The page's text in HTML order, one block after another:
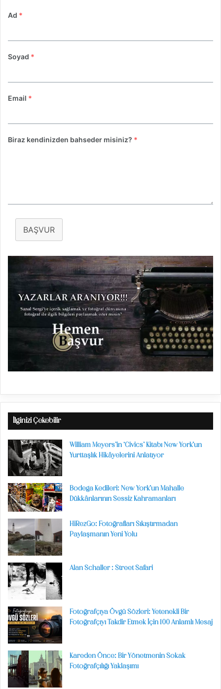
Ad *
Soyad *
Email *
Biraz kendinizden bahseder misiniz? *
BAŞVUR
İlginizi Çekebilir
William Meyers’in ‘Civics’ Kitabı New York’un
Yurttaşlık Hikâyelerini Anlatıyor
Bodega Kedileri: New York’un Mahalle
Dükkânlarının Sessiz Kahramanları
HiRezGo: Fotoğrafları Sıkıştırmadan
Paylaşmanın Yeni Yolu
Alan Schaller : Street Safari
Fotoğrafçıya Övgü Sözleri: Yetenekli Bir
Fotoğrafçıyı Takdir Etmek İçin 100 Anlamlı Mesaj
Kareden Önce: Bir Yönetmenin Sokak
Fotoğrafçılığı Yaklaşımı